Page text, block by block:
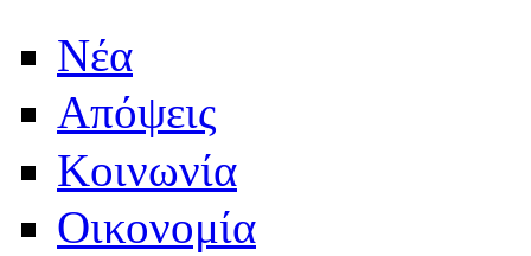
Νέα
Απόψεις
Κοινωνία
Οικονομία